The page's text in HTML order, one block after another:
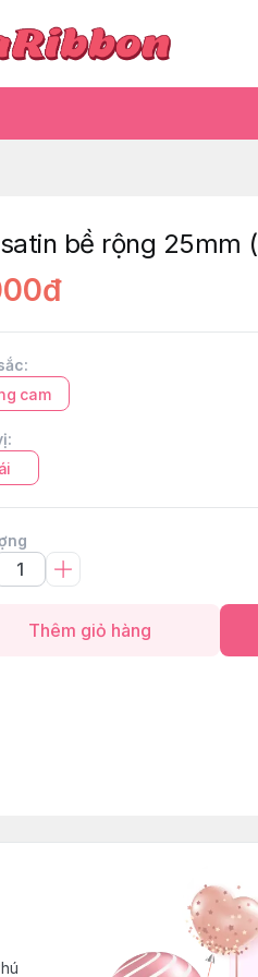
bề rộng 25mm
:
cam
:
Thêm giỏ hàng